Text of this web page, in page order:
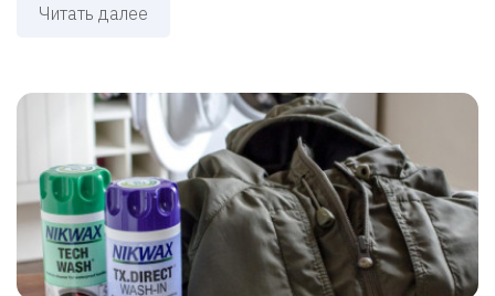
Читать далее